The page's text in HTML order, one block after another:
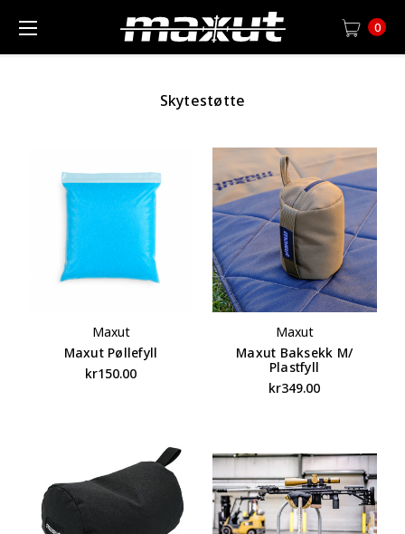
0
Skytestøtte
Maxut
Maxut Pøllefyll
kr150.00
Maxut
Maxut Baksekk M/
Plastfyll
kr349.00